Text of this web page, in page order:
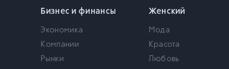
Бизнес и финансы
Экономика
Компании
Рынки
Женский
Мода
Красота
Любовь